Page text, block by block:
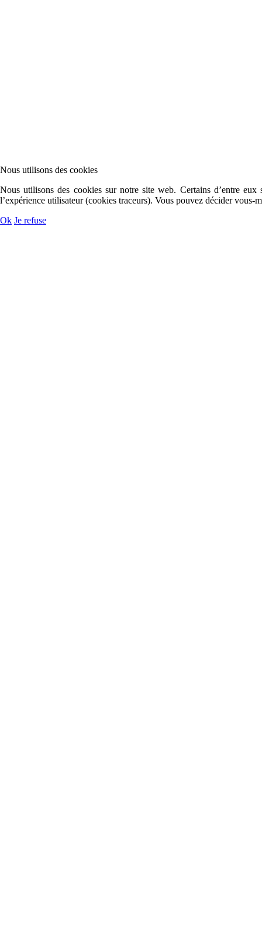
Nous utilisons des cookies
Nous utilisons des cookies sur notre site web. Certains d’entre
l’expérience utilisateur (cookies traceurs). Vous pouvez décider vous-
Ok Je refuse